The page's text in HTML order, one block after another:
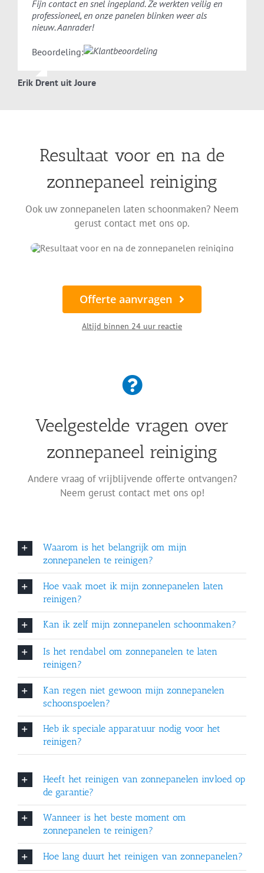
Fijn contact en snel ingepland. Ze werkten veilig en
professioneel, en onze panelen blinken weer als
nieuw. Aanrader!
Beoordeling:
Erik Drent uit Joure
Resultaat voor en na de
zonnepaneel reiniging
Ook uw zonnepanelen laten schoonmaken? Neem
gerust contact met ons op.
Offerte aanvragen
Altijd binnen 24 uur reactie
Veelgestelde vragen over
zonnepaneel reiniging
Andere vraag of vrijblijvende offerte ontvangen?
Neem gerust contact met ons op!
Waarom is het belangrijk om mijn
zonnepanelen te reinigen?
Hoe vaak moet ik mijn zonnepanelen laten
reinigen?
Kan ik zelf mijn zonnepanelen schoonmaken?
Is het rendabel om zonnepanelen te laten
reinigen?
Kan regen niet gewoon mijn zonnepanelen
schoonspoelen?
Heb ik speciale apparatuur nodig voor het
reinigen?
Heeft het reinigen van zonnepanelen invloed op
de garantie?
Wanneer is het beste moment om
zonnepanelen te reinigen?
Hoe lang duurt het reinigen van zonnepanelen?